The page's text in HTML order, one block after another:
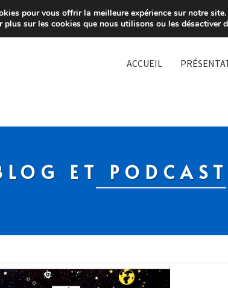
ACCUEIL
ET
pour vous offrir la meilleure expérience sur notre site.
plus sur les cookies que nous utilisons ou les désactiver